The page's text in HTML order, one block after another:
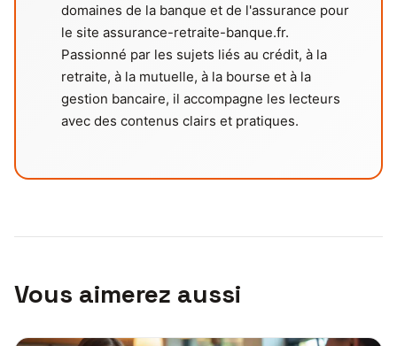
domaines de la banque et de l'assurance pour
le site assurance-retraite-banque.fr.
Passionné par les sujets liés au crédit, à la
retraite, à la mutuelle, à la bourse et à la
gestion bancaire, il accompagne les lecteurs
avec des contenus clairs et pratiques.
Vous aimerez aussi